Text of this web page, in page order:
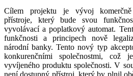
Cílem projektu je vývoj komerčně
přístroje, který bude svou
vyvolávací a poplatkový automat.
funkčnosti a principech nově
národní banky. Tento nový typ
konkurenčními společnostmi, což
vyvíjeného produktu společnosti. V